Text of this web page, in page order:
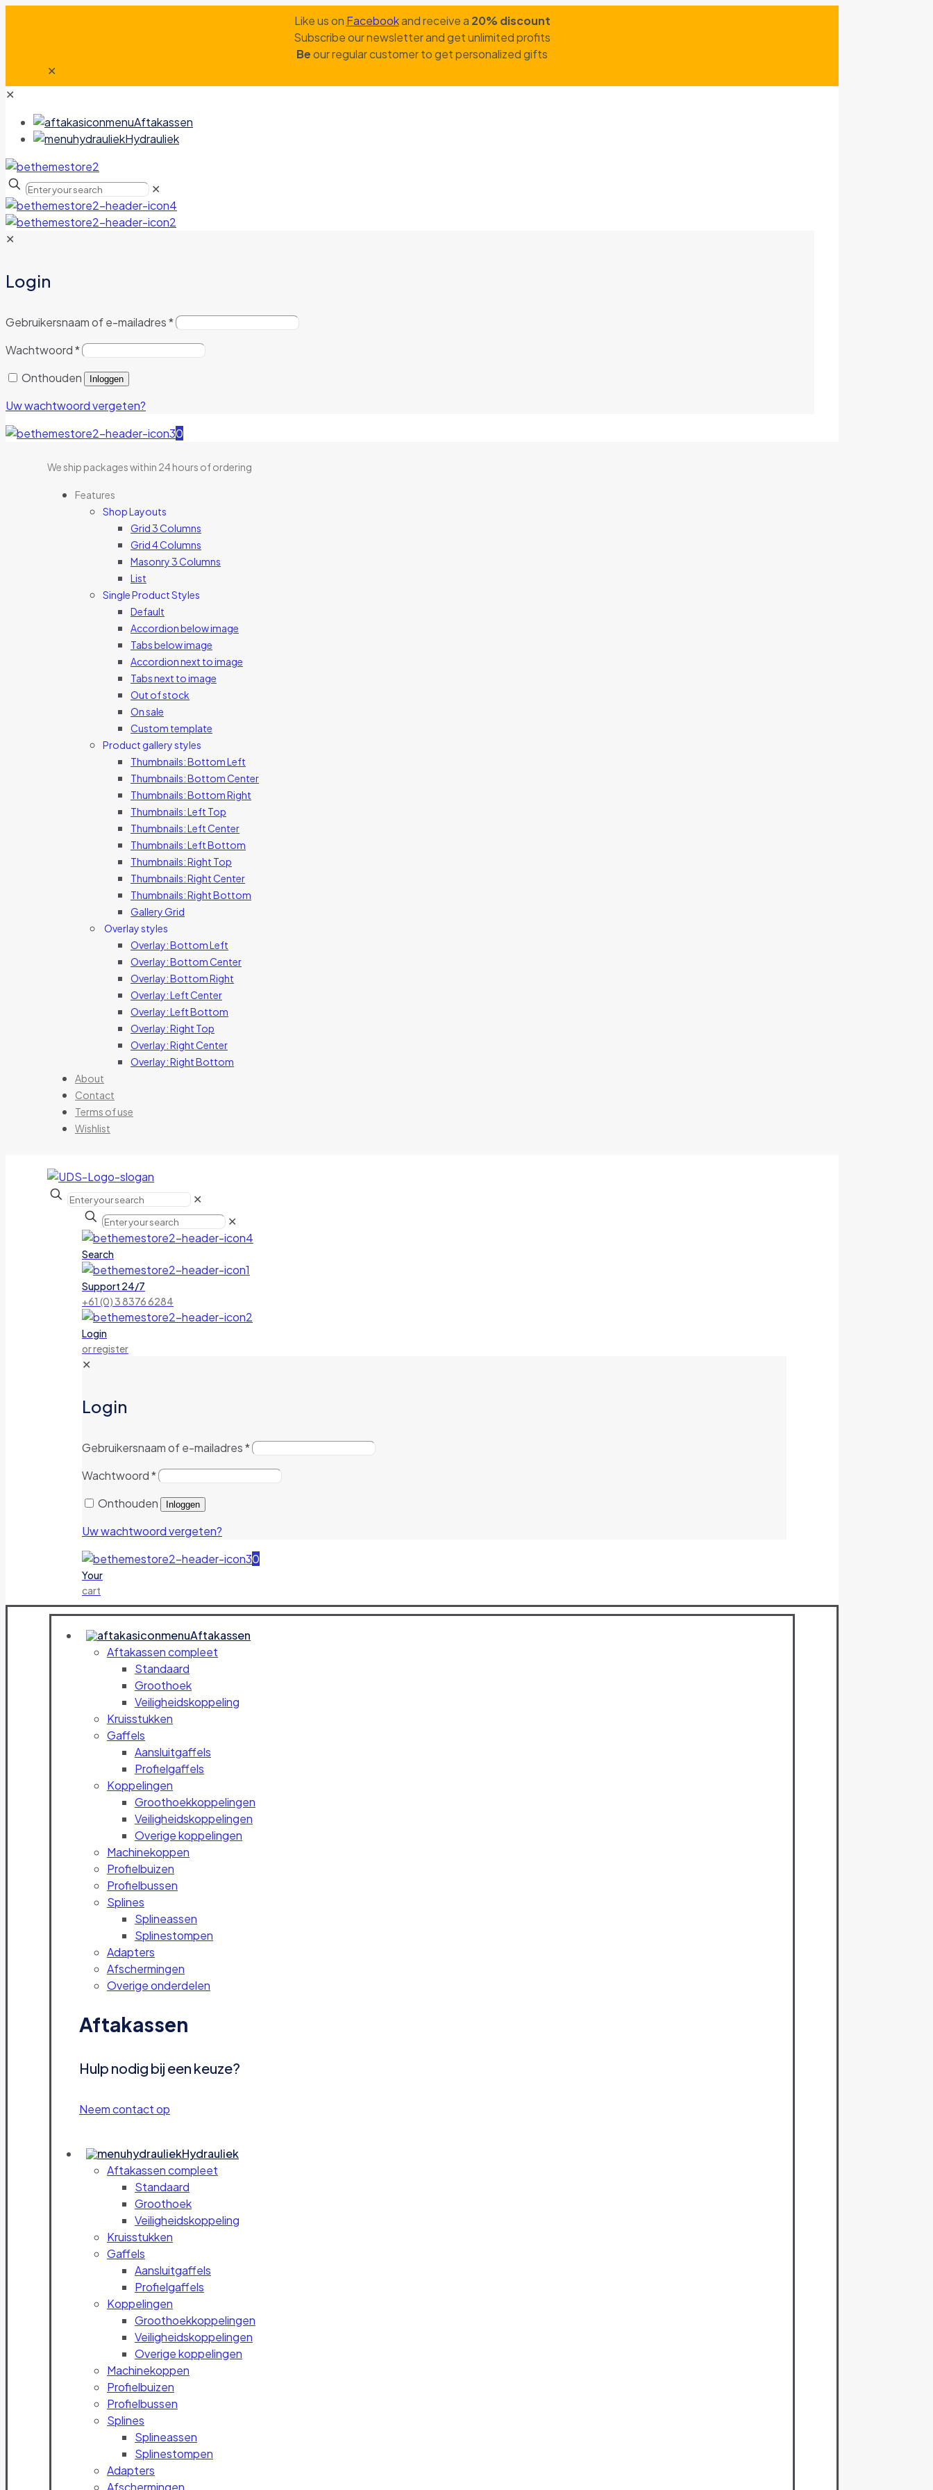
Like us on Facebookand receive a 20% discount
Subscribe our newsletter and get unlimited profits
Beour regular customer to get personalized gifts
✕
✕
Aftakassen
Hydrauliek
✕
✕
Login
Gebruikersnaam of e-mailadres*
Wachtwoord*
Onthouden
Inloggen
Uw wachtwoord vergeten?
0
We ship packages within 24 hours of ordering
Features
Shop Layouts
Grid 3 Columns
Grid 4 Columns
Masonry 3 Columns
List
Single Product Styles
Default
Accordion below image
Tabs below image
Accordion next to image
Tabs next to image
Out of stock
On sale
Custom template
Product gallery styles
Thumbnails: Bottom Left
Thumbnails: Bottom Center
Thumbnails: Bottom Right
Thumbnails: Left Top
Thumbnails: Left Center
Thumbnails: Left Bottom
Thumbnails: Right Top
Thumbnails: Right Center
Thumbnails: Right Bottom
Gallery Grid
Overlay styles
Overlay: Bottom Left
Overlay: Bottom Center
Overlay: Bottom Right
Overlay: Left Center
Overlay: Left Bottom
Overlay: Right Top
Overlay: Right Center
Overlay: Right Bottom
About
Contact
Terms of use
Wishlist
✕
✕
Search
Support 24/7
+61 (0) 3 8376 6284
Login
or register
✕
Login
Gebruikersnaam of e-mailadres*
Wachtwoord*
Onthouden
Inloggen
Uw wachtwoord vergeten?
0
Your
cart
Aftakassen
Aftakassen compleet
Standaard
Groothoek
Veiligheidskoppeling
Kruisstukken
Gaffels
Aansluitgaffels
Profielgaffels
Koppelingen
Groothoekkoppelingen
Veiligheidskoppelingen
Overige koppelingen
Machinekoppen
Profielbuizen
Profielbussen
Splines
Splineassen
Splinestompen
Adapters
Afschermingen
Overige onderdelen
Aftakassen
Hulp nodig bij een keuze?
Neem contact op
Hydrauliek
Aftakassen compleet
Standaard
Groothoek
Veiligheidskoppeling
Kruisstukken
Gaffels
Aansluitgaffels
Profielgaffels
Koppelingen
Groothoekkoppelingen
Veiligheidskoppelingen
Overige koppelingen
Machinekoppen
Profielbuizen
Profielbussen
Splines
Splineassen
Splinestompen
Adapters